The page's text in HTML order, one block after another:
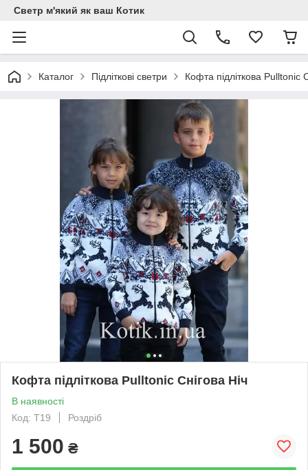
Светр м'який як ваш Котик
Каталог Підліткові светри Кофта підліткова Pulltonic
Кофта підліткова Pulltonic Снігова Ніч
В наявності
Код: T19
Роздріб
1 500 ₴